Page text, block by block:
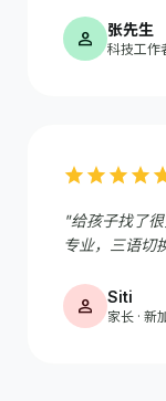
person 张先生
科技工作
starstarstarstar
"给孩子找了
专业，三语切
person Siti
家长 · 新